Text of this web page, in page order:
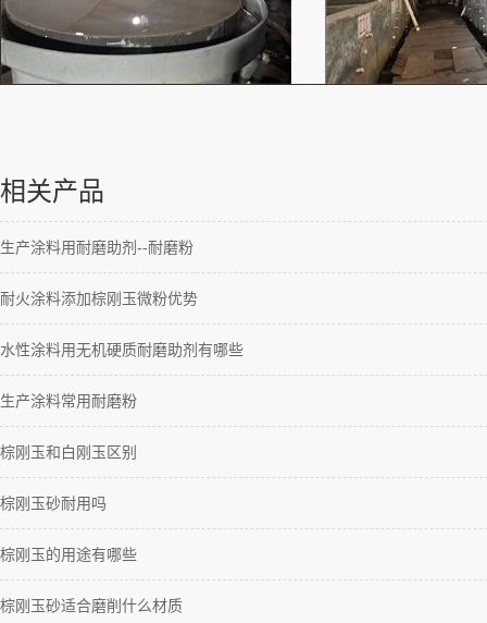
相关产品
生产涂料用耐磨助剂--耐磨粉
耐火涂料添加棕刚玉微粉优势
水性涂料用无机硬质耐磨助剂有哪些
生产涂料常用耐磨粉
棕刚玉和白刚玉区别
棕刚玉砂耐用吗
棕刚玉的用途有哪些
棕刚玉砂适合磨削什么材质